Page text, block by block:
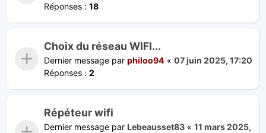
Réponses : 18
Choix du réseau WIFI...
Dernier message par philoo94 « 07 juin 2025, 17:20
Réponses : 2
Répéteur wifi
Dernier message par Lebeausset83 « 11 mars 2025,